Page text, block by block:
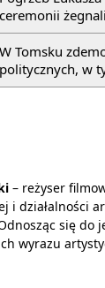
ceremonii
W Tomsku
politycznych, w
– reżyser
działalności
się do
wyrazu